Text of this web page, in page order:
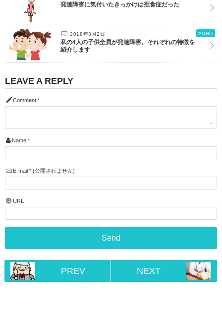
発達障害に気付いたきっかけは拒食症だった
2018年3月2日 ADHD
私の4人の子供全員が発達障害。それぞれの特徴を
紹介します
LEAVE A REPLY
Comment *
Name *
E-mail *(公開されません)
URL
PREV NEXT